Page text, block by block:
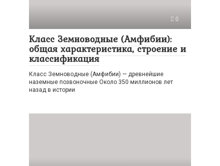
0
Класс Земноводные (Амфибии):
общая характеристика, строение и
классификация
Класс Земноводные (Амфибии) — древнейшие
наземные позвоночные Около 350 миллионов лет
назад в истории